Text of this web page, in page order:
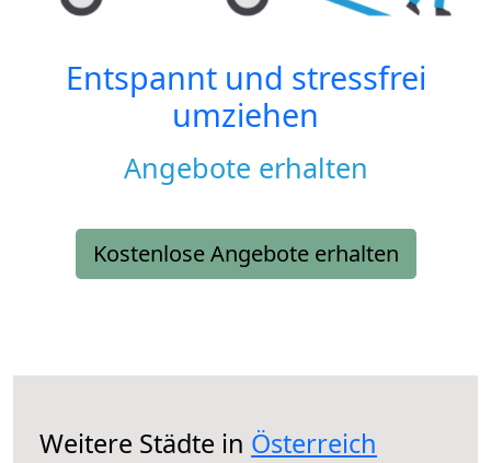
Entspannt und stressfrei
umziehen
Angebote erhalten
Kostenlose Angebote erhalten
Weitere Städte in Österreich